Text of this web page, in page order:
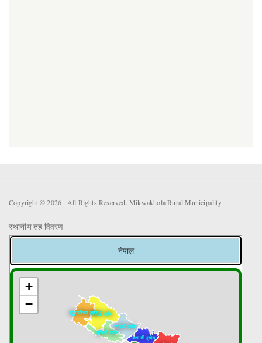
Copyright © 2026 . All Rights Reserved. Mikwakhola Rural Municipality.
स्थानीय तह विवरण